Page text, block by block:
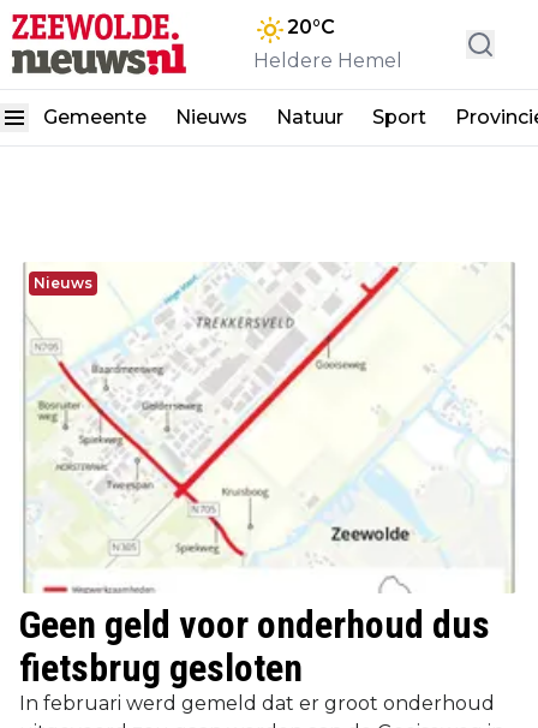
20°C
Heldere Hemel
Gemeente Nieuws Natuur Sport
Nieuws
Geen geld voor onderhoud dus
fietsbrug gesloten
In februari werd gemeld dat er groot onderhoud